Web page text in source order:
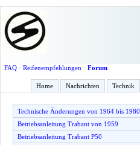
FAQ· Reifenempfehlungen · Forum
Home Nachrichten Technik
Technische Änderungen von 1964 bis 1980
Betriebsanleitung Trabant von 1959
Betriebsanleitung Trabant P50